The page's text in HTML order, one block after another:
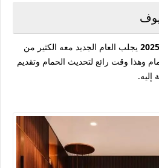
يجلب العام الجديد معه الكثير من
وهذا وقت رائع لتحديث الحمام وتقديم
إليه.